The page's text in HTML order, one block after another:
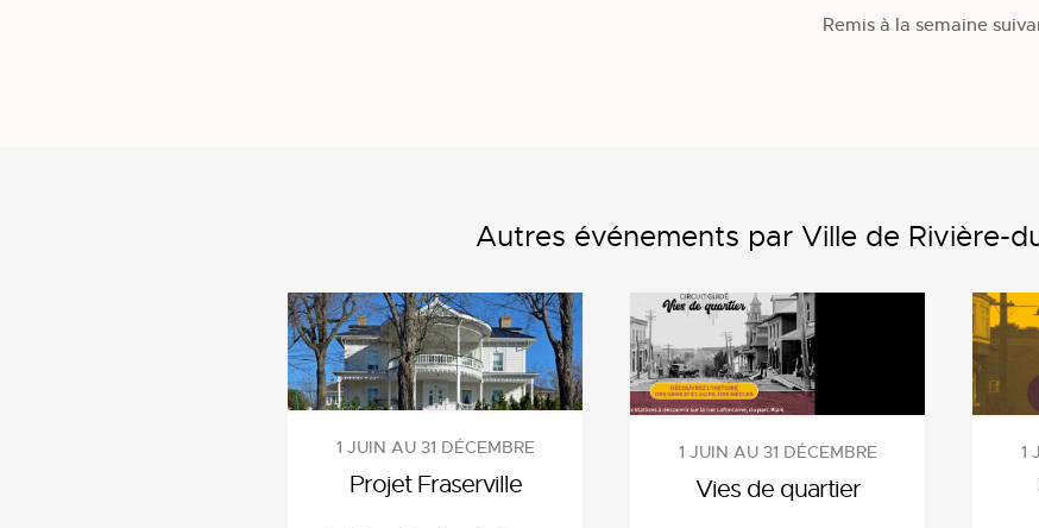
Remis à la semaine
Autres événements par Ville de Rivière-
1 JUIN AU 31 DÉCEMBRE
Projet Fraserville
1 JUIN AU 31 DÉCEMBRE
Vies de quartier
1